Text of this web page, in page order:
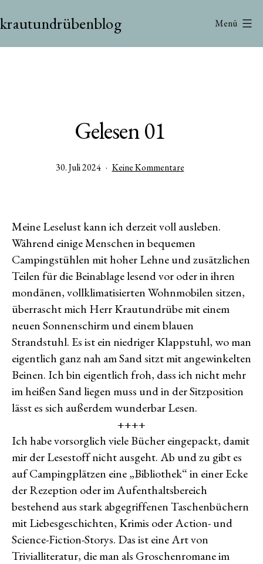
Inhalt
krautundrübenblog Menü
Gelesen 01
Veröffentlicht
30. Juli 2024 Keine Kommentarezu
Meine Leselust kann ich derzeit voll ausleben.
Während einige Menschen in bequemen
Campingstühlen mit hoher Lehne und zusätzlichen
Teilen für die Beinablage lesend vor oder in ihren
mondänen, vollklimatisierten Wohnmobilen sitzen,
überrascht mich Herr Krautundrübe mit einem
neuen Sonnenschirm und einem blauen
Strandstuhl. Es ist ein niedriger Klappstuhl, wo man
eigentlich ganz nah am Sand sitzt mit angewinkelten
Beinen. Ich bin eigentlich froh, dass ich nicht mehr
im heißen Sand liegen muss und in der Sitzposition
lässt es sich außerdem wunderbar Lesen.
++++
Ich habe vorsorglich viele Bücher eingepackt, damit
mir der Lesestoff nicht ausgeht. Ab und zu gibt es
auf Campingplätzen eine „Bibliothek“ in einer Ecke
der Rezeption oder im Aufenthaltsbereich
bestehend aus stark abgegriffenen Taschenbüchern
mit Liebesgeschichten, Krimis oder Action- und
Science-Fiction-Storys. Das ist eine Art von
Trivialliteratur, die man als Groschenromane im